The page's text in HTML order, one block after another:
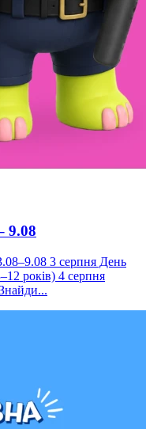
9.08
3 серпня День
років) 4 серпня